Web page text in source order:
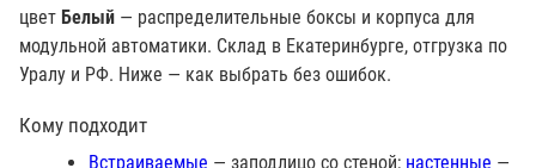
цвет Белый — распределительные боксы и корпуса для
модульной автоматики. Склад в Екатеринбурге, отгрузка по
Уралу и РФ. Ниже — как выбрать без ошибок.
Кому подходит
Встраиваемые — заподлицо со стеной; настенные —